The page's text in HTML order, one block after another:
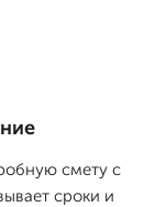
смету с
сроки и